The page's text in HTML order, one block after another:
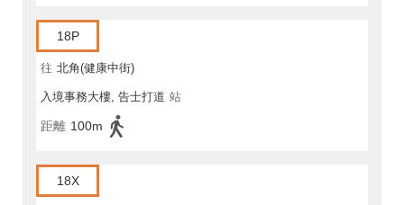
18P
往 北角(健康中街)
入境事務大樓, 告士打道 站
距離 100m
18X